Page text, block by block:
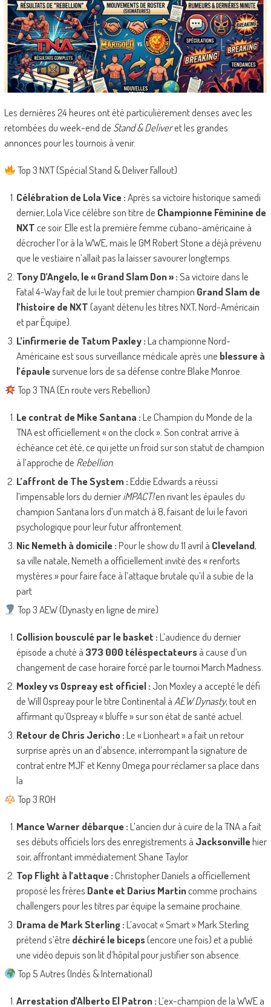
Les dernières 24 heures ont été particulièrement denses avec les
retombées du week-end de Stand & Deliveret les grandes
annonces pour les tournois à venir.
Top 3 NXT (Spécial Stand & Deliver Fallout)
Célébration de Lola Vice :Après sa victoire historique samedi
dernier, Lola Vice célèbre son titre de Championne Féminine de
NXTce soir. Elle est la première femme cubano-américaine à
décrocher l’or à la WWE, mais le GM Robert Stone a déjà prévenu
que le vestiaire n’allait pas la laisser savourer longtemps.
Tony D’Angelo, le « Grand Slam Don » :Sa victoire dans le
Fatal 4-Way fait de lui le tout premier champion Grand Slam de
l’histoire de NXT(ayant détenu les titres NXT, Nord-Américain
et par Équipe).
L’infirmerie de Tatum Paxley :La championne Nord-
Américaine est sous surveillance médicale après une blessure à
l’épaulesurvenue lors de sa défense contre Blake Monroe.
Top 3 TNA (En route vers Rebellion)
Le contrat de Mike Santana :Le Champion du Monde de la
TNA est officiellement « on the clock ». Son contrat arrive à
échéance cet été, ce qui jette un froid sur son statut de champion
à l’approche de Rebellion.
L’affront de The System :Eddie Edwards a réussi
l’impensable lors du dernieriMPACT!en rivant les épaules du
champion Santana lors d’un match à 8, faisant de lui le favori
psychologique pour leur futur affrontement.
Nic Nemeth à domicile :Pour le show du 11 avril à Cleveland,
sa ville natale, Nemeth a officiellement invité des « renforts
mystères » pour faire face à l’attaque brutale qu’il a subie de la
part
Top 3 AEW (Dynasty en ligne de mire)
Collision bousculé par le basket :L’audience du dernier
épisode a chuté à 373 000 téléspectateursà cause d’un
changement de case horaire forcé par le tournoi March Madness.
Moxley vs Ospreay est officiel : Jon Moxley a accepté le défi
de Will Ospreay pour le titre Continental àAEW Dynasty, tout en
affirmant qu’Ospreay « bluffe » sur son état de santé actuel.
Retour de Chris Jericho :Le « Lionheart » a fait un retour
surprise après un an d’absence, interrompant la signature de
contrat entre MJF et Kenny Omega pour réclamer sa place dans
la
Top 3 ROH
Mance Warner débarque :L’ancien dur à cuire de la TNA a fait
ses débuts officiels lors des enregistrements à Jacksonvillehier
soir, affrontant immédiatement Shane Taylor.
Top Flight à l’attaque :Christopher Daniels a officiellement
proposé les frères Dante et Darius Martincomme prochains
challengers pour les titres par équipe la semaine prochaine.
Drama de Mark Sterling :L’avocat « Smart » Mark Sterling
prétend s’être déchiré le biceps(encore une fois) et a publié
une vidéo depuis son lit d’hôpital pour justifier son absence.
Top 5 Autres (Indés & International)
Arrestation d’Alberto El Patron :L’ex-champion de la WWE a